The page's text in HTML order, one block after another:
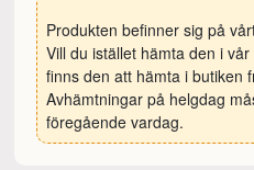
Produkten befinner sig på
Vill du istället hämta den i
finns den att hämta i butiken
Avhämtningar på helgdag
föregående vardag.